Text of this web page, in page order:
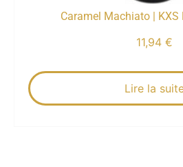
Caramel Machiato |
11,94 €
Lire la